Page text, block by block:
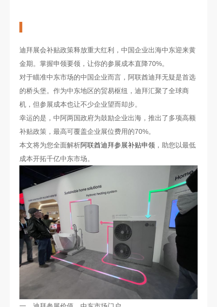
迪拜展会补贴政策释放重大红利，中国企业出海中东迎来黄
金期。掌握申领要领，让你的参展成本直降70%。
对于瞄准中东市场的中国企业而言，阿联酋迪拜无疑是首选
的桥头堡。作为中东地区的贸易枢纽，迪拜汇聚了全球商
机，但参展成本也让不少企业望而却步。
幸运的是，中阿两国政府为鼓励企业出海，推出了多项高额
补贴政策，最高可覆盖企业展位费用的70%。
本文将为您全面解析阿联酋迪拜参展补贴申领 ，助您以最低
成本开拓千亿中东市场。